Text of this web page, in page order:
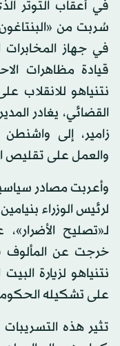
في أعقاب التوتر
سُربت من
في جهاز المخابرات
قيادة مظاهرات
نتنياهو للانقلاب
القضائي، يغادر
زامير، إلى
والعمل على تقليص
وأعربت مصادر
لرئيس الوزراء
لـ«تصليح
خرجت عن المألوف
نتنياهو لزيارة
على تشكيله
تثير هذه